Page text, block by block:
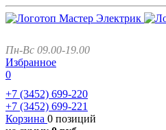
Пн-Вс 09.00-19.00
Избранное
0
+7 (3452) 699-220
+7 (3452) 699-221
Корзина 0 позиций